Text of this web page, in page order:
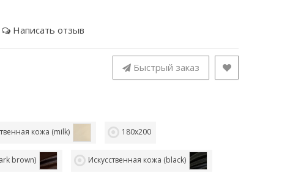
Написать отзыв
Быстрый заказ
кожа (milk) 180х200
brown) Искусственная кожа (black)